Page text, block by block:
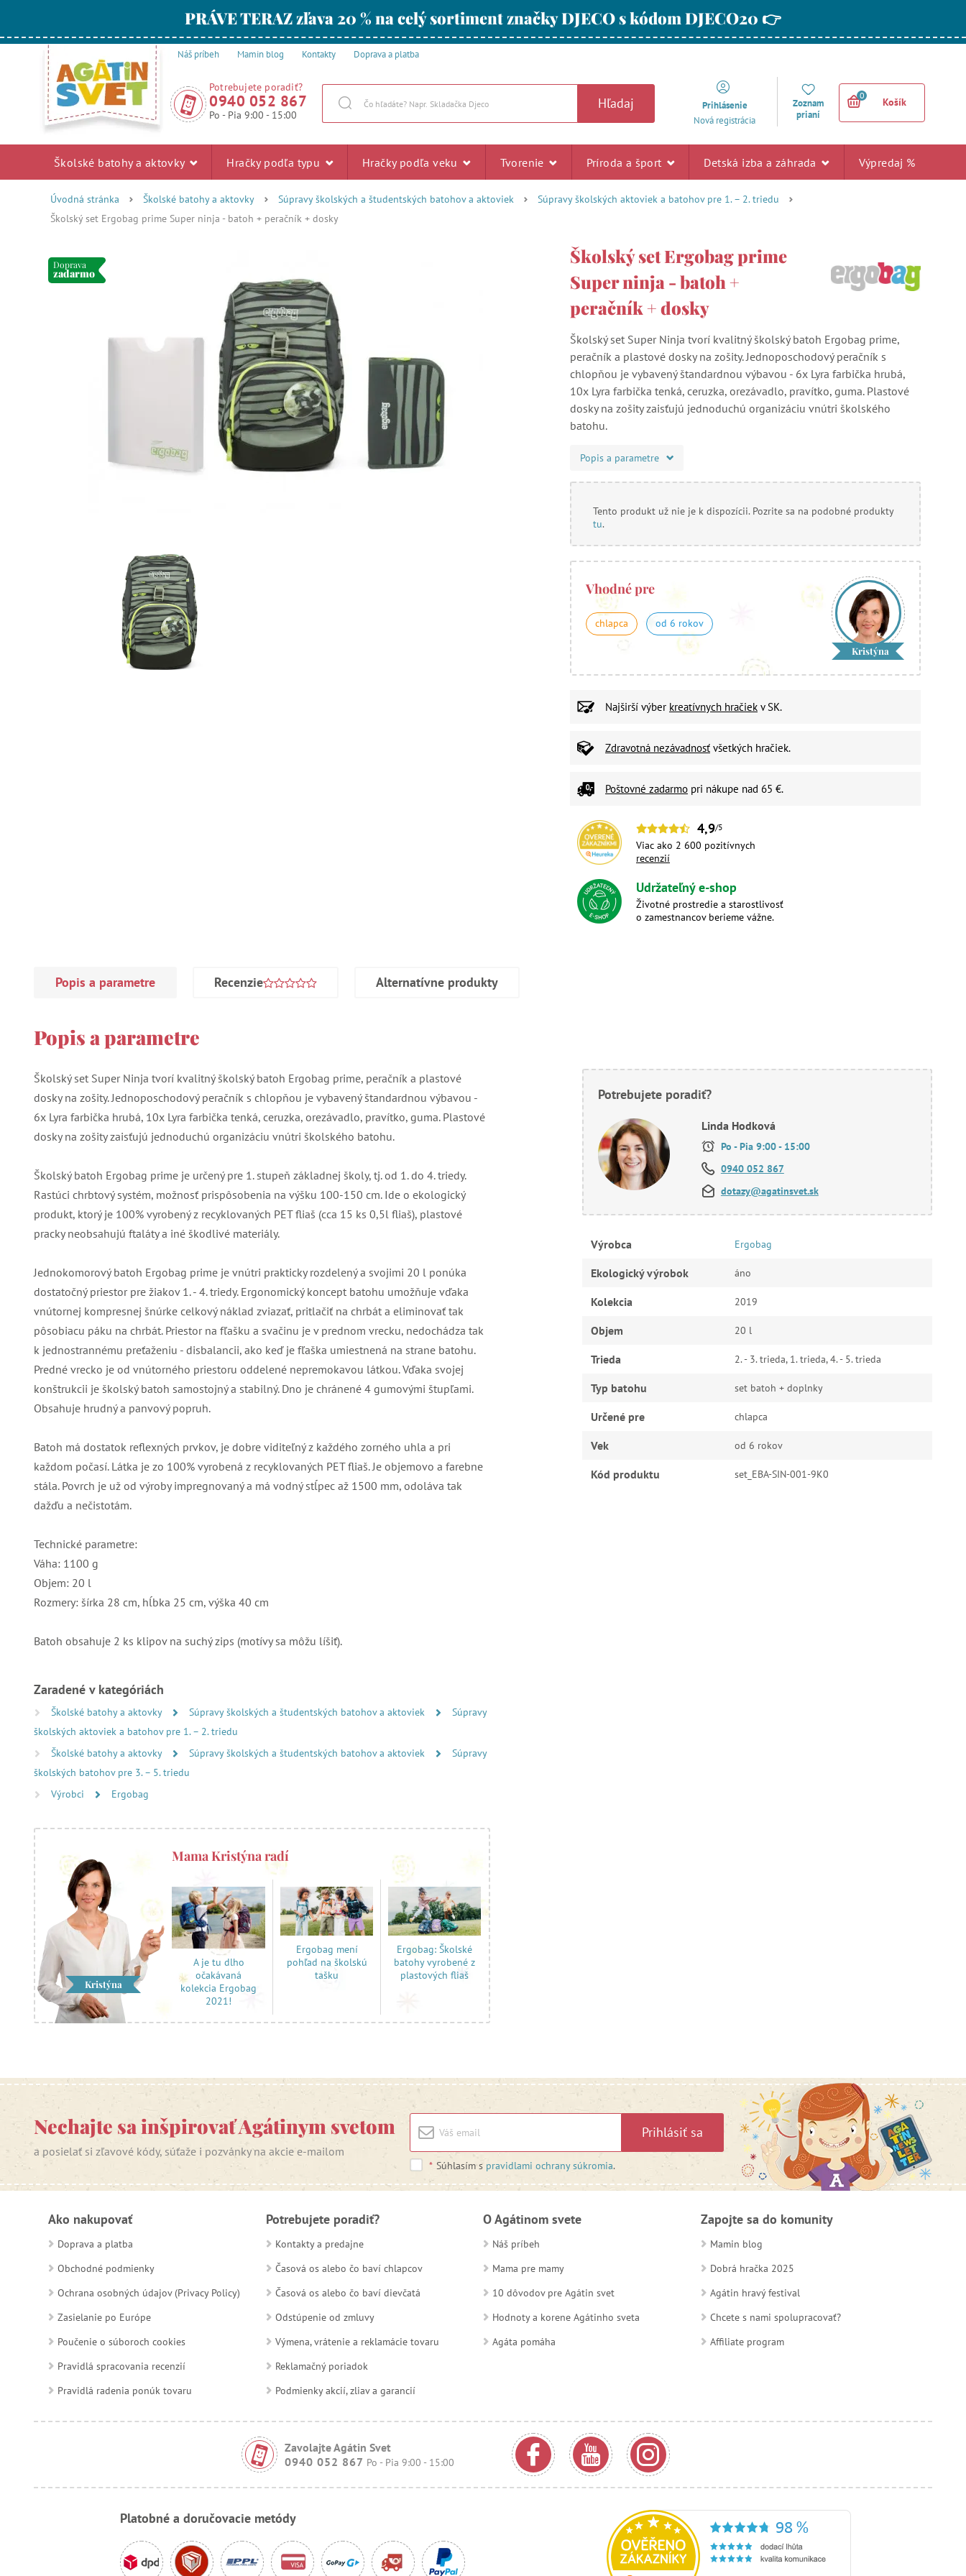
PRÁVE TERAZ zľava 20 % na celý sortiment značky DJECO s kódom DJECO20 👉
Náš príbeh Mamin blog Kontakty Doprava a platba
Potrebujete poradiť?
0940 052 867
Po - Pia 9:00 - 15:00
Hľadaj
Prihlásenie
Nová registrácia
Zoznam
prianí
0
Košík
Školské batohy a aktovky Hračky podľa typu Hračky podľa veku Tvorenie Príroda a šport Detská izba a záhrada Výpredaj %
Úvodná stránka Školské batohy a aktovky Súpravy školských a študentských batohov a aktoviek
Súpravy školských aktoviek a batohov pre 1. – 2. triedu
Školský set Ergobag prime Super ninja - batoh + peračník + dosky
Doprava
zadarmo
Školský set Ergobag prime
Super ninja - batoh +
peračník + dosky
Školský set Super Ninja tvorí kvalitný školský batoh Ergobag prime,
peračník a plastové dosky na zošity. Jednoposchodový peračník s
chlopňou je vybavený štandardnou výbavou - 6x Lyra farbička hrubá,
10x Lyra farbička tenká, ceruzka, orezávadlo, pravítko, guma. Plastové
dosky na zošity zaisťujú jednoduchú organizáciu vnútri školského
batohu.
Popis a parametre
Tento produkt už nie je k dispozícii. Pozrite sa na podobné produkty
tu.
Vhodné pre
chlapca od 6 rokov
Kristýna
Najširší výber kreatívnych hračiek v SK.
Zdravotná nezávadnosť všetkých hračiek.
Poštovné zadarmo pri nákupe nad 65 €.
4,9/5
Viac ako 2 600 pozitívnych
recenzií
Udržateľný e-shop
Životné prostredie a starostlivosť
o zamestnancov berieme vážne.
Popis a parametre Recenzie Alternatívne produkty
Popis a parametre
Školský set Super Ninja tvorí kvalitný školský batoh Ergobag prime, peračník a plastové
dosky na zošity. Jednoposchodový peračník s chlopňou je vybavený štandardnou výbavou -
6x Lyra farbička hrubá, 10x Lyra farbička tenká, ceruzka, orezávadlo, pravítko, guma. Plastové
dosky na zošity zaisťujú jednoduchú organizáciu vnútri školského batohu.
Školský batoh Ergobag prime je určený pre 1. stupeň základnej školy, tj. od 1. do 4. triedy.
Rastúci chrbtový systém, možnosť prispôsobenia na výšku 100-150 cm. Ide o ekologický
produkt, ktorý je 100% vyrobený z recyklovaných PET fliaš (cca 15 ks 0,5l fliaš), plastové
pracky neobsahujú ftaláty a iné škodlivé materiály.
Jednokomorový batoh Ergobag prime je vnútri prakticky rozdelený a svojimi 20 l ponúka
dostatočný priestor pre žiakov 1. - 4. triedy. Ergonomický koncept batohu umožňuje vďaka
vnútornej kompresnej šnúrke celkový náklad zviazať, pritlačiť na chrbát a eliminovať tak
pôsobiacu páku na chrbát. Priestor na fľašku a svačinu je v prednom vrecku, nedochádza tak
k jednostrannému preťaženiu - disbalancii, ako keď je fľaška umiestnená na strane batohu.
Predné vrecko je od vnútorného priestoru oddelené nepremokavou látkou. Vďaka svojej
konštrukcii je školský batoh samostojný a stabilný. Dno je chránené 4 gumovými štupľami.
Obsahuje hrudný a panvový popruh.
Batoh má dostatok reflexných prvkov, je dobre viditeľný z každého zorného uhla a pri
každom počasí. Látka je zo 100% vyrobená z recyklovaných PET fliaš. Je objemovo a farebne
stála. Povrch je už od výroby impregnovaný a má vodný stĺpec až 1500 mm, odoláva tak
dažďu a nečistotám.
Technické parametre:
Váha: 1100 g
Objem: 20 l
Rozmery: šírka 28 cm, hĺbka 25 cm, výška 40 cm
Batoh obsahuje 2 ks klipov na suchý zips (motívy sa môžu líšiť).
Zaradené v kategóriách
Školské batohy a aktovky Súpravy školských a študentských batohov a aktoviek
Súpravy
školských aktoviek a batohov pre 1. – 2. triedu
Školské batohy a aktovky
Súpravy školských a študentských batohov a aktoviek
Súpravy
školských batohov pre 3. – 5. triedu
Výrobci
Ergobag
Kristýna
Mama Kristýna radí
A je tu dlho
očakávaná
kolekcia Ergobag
2021!
Ergobag mení
pohľad na školskú
tašku
Ergobag: Školské
batohy vyrobené z
plastových fliaš
Potrebujete poradiť?
Linda Hodková
Po - Pia 9:00 - 15:00
0940 052 867
dotazy@agatinsvet.sk
Výrobca Ergobag
Ekologický výrobok áno
Kolekcia 2019
Objem 20 l
Trieda 2. - 3. trieda, 1. trieda, 4. - 5. trieda
Typ batohu set batoh + doplnky
Určené pre chlapca
Vek od 6 rokov
Kód produktu set_EBA-SIN-001-9K0
Nechajte sa inšpirovať Agátinym svetom
a posielať si zľavové kódy, súťaže i pozvánky na akcie e-mailom
Prihlásiť sa
* Súhlasím s pravidlami ochrany súkromia.
Ako nakupovať
Doprava a platba
Obchodné podmienky
Ochrana osobných údajov (Privacy Policy)
Zasielanie po Európe
Poučenie o súboroch cookies
Pravidlá spracovania recenzií
Pravidlá radenia ponúk tovaru
Potrebujete poradiť?
Kontakty a predajne
Časová os alebo čo baví chlapcov
Časová os alebo čo baví dievčatá
Odstúpenie od zmluvy
Výmena, vrátenie a reklamácie tovaru
Reklamačný poriadok
Podmienky akcií, zliav a garancií
O Agátinom svete
Náš príbeh
Mama pre mamy
10 dôvodov pre Agátin svet
Hodnoty a korene Agátinho sveta
Agáta pomáha
Zapojte sa do komunity
Mamin blog
Dobrá hračka 2025
Agátin hravý festival
Chcete s nami spolupracovať?
Affiliate program
Zavolajte Agátin Svet
0940 052 867 Po - Pia 9:00 - 15:00
Platobné a doručovacie metódy